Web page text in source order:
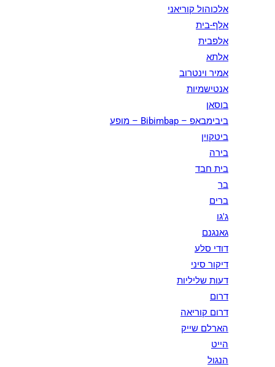
אלכוהול קוריאני
אלף-בית
אלפבית
אלתא
אמיר וינטרוב
אנטישמיות
בוסאן
ביבימבאפ – Bibimbap – מופע
ביטקוין
בירה
בית חבד
בר
ברים
ג'גו
גאנגנם
דודי סלע
דיקור סיני
דעות שליליות
דרום
דרום קוריאה
הארלם שייק
הייט
הנגול